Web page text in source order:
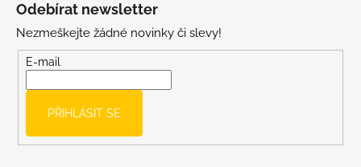
Odebírat newsletter
Nezmeškejte žádné novinky či slevy!
E-mail
PŘIHLÁSIT SE